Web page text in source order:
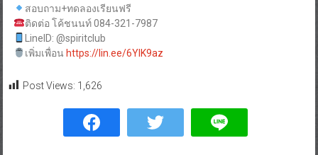
สอบถาม+ทดลองเรียนฟรี
ติดต่อ โค้ชนนท์ 084-321-7987
LineID: @spiritclub
เพิ่มเพื่อน https://lin.ee/6YIK9az
Post Views: 1,626